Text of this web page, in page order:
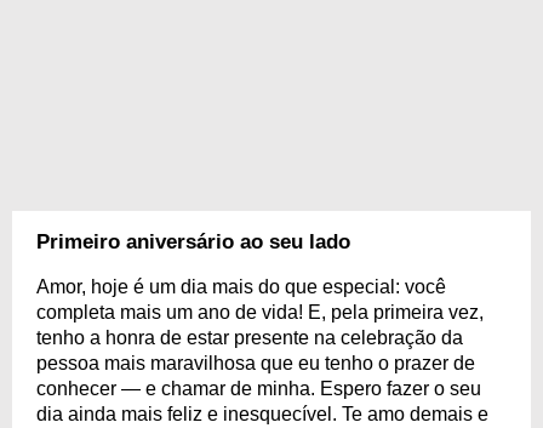
Primeiro aniversário ao seu lado
Amor, hoje é um dia mais do que especial: você
completa mais um ano de vida! E, pela primeira vez,
tenho a honra de estar presente na celebração da
pessoa mais maravilhosa que eu tenho o prazer de
conhecer — e chamar de minha. Espero fazer o seu
dia ainda mais feliz e inesquecível. Te amo demais e